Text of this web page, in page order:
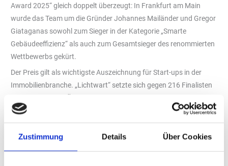
Zustimmung Details Über Cookies
Award 2025“ gleich doppelt überzeugt: In Frankfurt am Main
wurde das Team um die Gründer Johannes Mailänder und Gregor
Giataganas sowohl zum Sieger in der Kategorie „Smarte
Gebäudeeffizienz“ als auch zum Gesamtsieger des renommierten
Wettbewerbs gekürt.
Der Preis gilt als wichtigste Auszeichnung für Start-ups in der
Immobilienbranche. „Lichtwart“ setzte sich gegen 216 Finalisten
Auswahl traf eine 50-köpfige Fachjury aus dem Kreis von über
1.300 „PropTech“-Start-ups.
Intelligente Plattform für messbare Effizienz
Ausgezeichnet wurde „Lichtwart“ für eine IoT-Plattform, die Licht,